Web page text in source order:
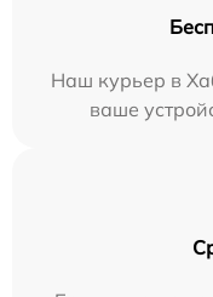
Наш курьер в
ваше